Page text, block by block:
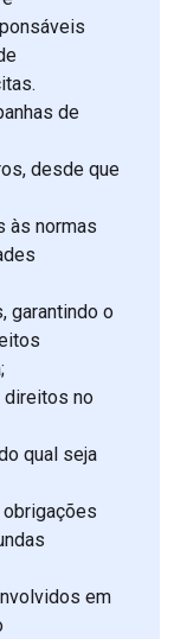
de
desde que
às normas
garantindo o
direitos no
qual seja
obrigações
em